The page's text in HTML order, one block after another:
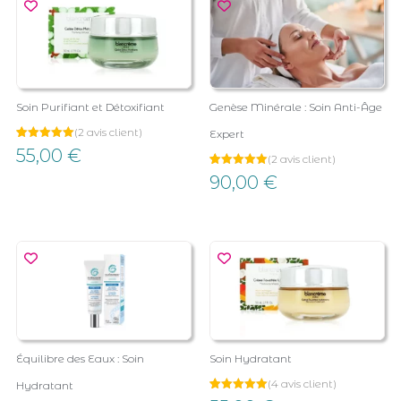
Soin Purifiant et Détoxifiant
Noté
5.00
2
(2 avis client)
55,00 €
Genèse Minérale : Soin Anti-Âge
Expert
Noté
5.00
2
(2 avis client)
90,00 €
Équilibre des Eaux : Soin
Hydratant
Soin Hydratant
(4avis client)